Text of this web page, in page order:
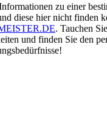
zu einer
diese hier nicht finden
. Tauchen
und finden Sie den